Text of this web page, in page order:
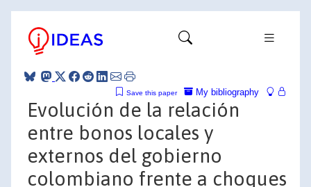
My bibliography
Save this paper
Evolución de la relación
entre bonos locales y
externos del gobierno
colombiano frente a choques